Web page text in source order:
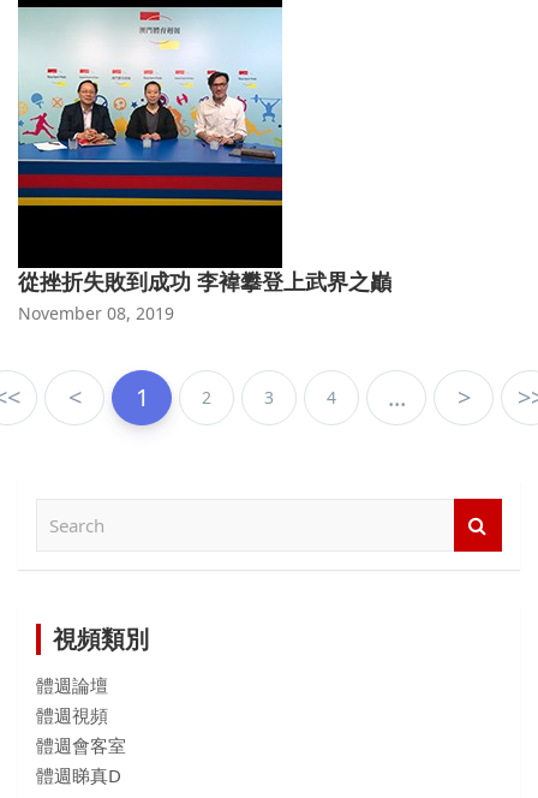
從挫折失敗到成功 李褘攀登上武界之巓
November 08, 2019
< 1 2 3 4 ... >
索
視頻類別
體週論壇
體週視頻
體週會客室
體週睇真D